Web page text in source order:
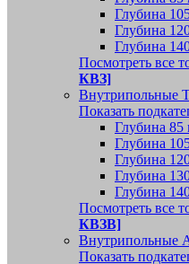
Глубина
Глубина
Глубина
Посмотреть все
КВЗ]
Внутрипольные
Показать
Глубина 85
Глубина
Глубина
Глубина
Глубина
Посмотреть все
КВЗВ]
Внутрипольные
Показать